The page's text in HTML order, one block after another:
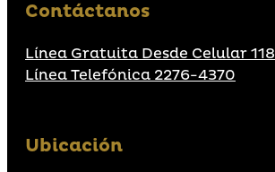
Contáctanos
Línea Gratuita Desde Celular 118
Línea Telefónica 2276-4370
Ubicación